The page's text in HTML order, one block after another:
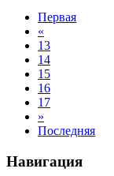
Первая
«
13
14
15
16
17
»
Последняя
Навигация